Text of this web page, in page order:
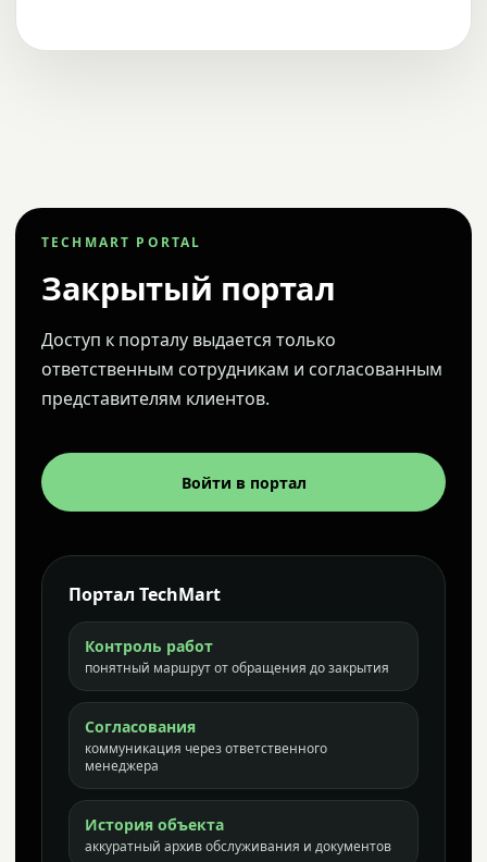
TECHMART PORTAL
Закрытый портал
Доступ к порталу выдается только
ответственным сотрудникам и согласованным
представителям клиентов.
Войти в портал
Портал TechMart
Контроль работ
понятный маршрут от обращения до закрытия
Согласования
коммуникация через ответственного
менеджера
История объекта
аккуратный архив обслуживания и документов